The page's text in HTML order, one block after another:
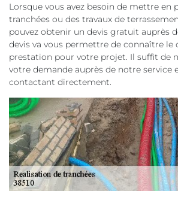
Lorsque vous avez besoin de mettre en
tranchées ou des travaux de
pouvez obtenir un devis gratuit auprès
devis va vous permettre de connaître le
prestation pour votre projet. Il suffit de
votre demande auprès de notre service
contactant directement.